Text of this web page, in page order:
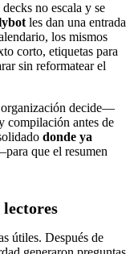
no escala y se
les dan una entrada
los mismos
corto, etiquetas para
sin reformatear el
decide—
compilación antes de
donde ya
que el resumen
útiles. Después de